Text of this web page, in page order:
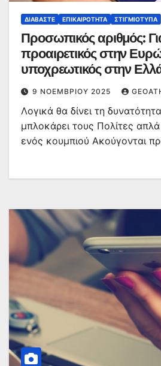
ΔΙΑΒΆΣΤΕ ΕΠΙΚΑΙΡΌΤΗΤΑ ΣΤΙΓΜΙΌΤΥΠΑ
Προσωπικός αριθμός:
προαιρετικός στην
υποχρεωτικός στην
9 ΝΟΕΜΒΡΊΟΥ 2025
Λογικά θα δίνει τη
μπλοκάρει τους Πολίτες
ενός κουμπιού Ακούγονται